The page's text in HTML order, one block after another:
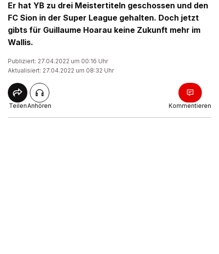
Er hat YB zu drei Meistertiteln geschossen und den
FC Sion in der Super League gehalten. Doch jetzt
gibts für Guillaume Hoarau keine Zukunft mehr im
Wallis.
Publiziert: 27.04.2022 um 00:16 Uhr
Aktualisiert: 27.04.2022 um 08:32 Uhr
TeilenAnhören Kommentieren